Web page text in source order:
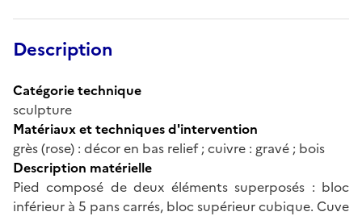
Description
Catégorie technique
sculpture
Matériaux et techniques d'intervention
grès (rose) : décor en bas relief ; cuivre : gravé ; bois
Description matérielle
Pied composé de deux éléments superposés : bloc
inférieur à 5 pans carrés, bloc supérieur cubique. Cuve